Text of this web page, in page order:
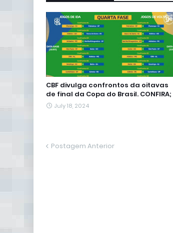
CBF divulga confrontos da oitavas
de final da Copa do Brasil. CONFIRA;
July 18, 2024
Postagem Anterior